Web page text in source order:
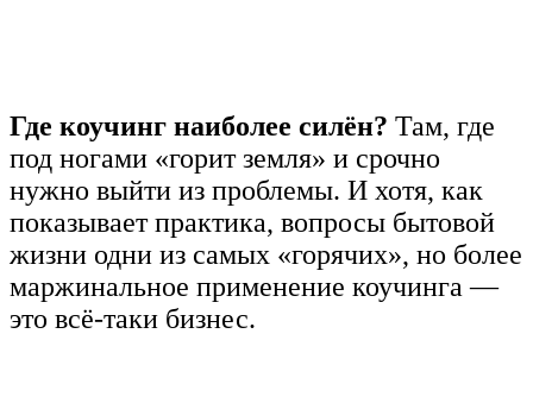
Где коучинг наиболее силён? Там, где
под ногами «горит земля» и срочно
нужно выйти из проблемы. И хотя, как
показывает практика, вопросы бытовой
жизни одни из самых «горячих», но более
маржинальное применение коучинга —
это всё-таки бизнес.